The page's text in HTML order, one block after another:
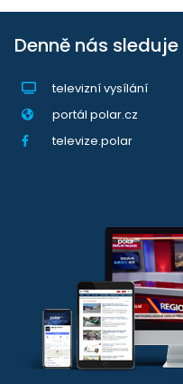
Denně nás sleduje
televizní vysílání
portál polar.cz
televize.polar